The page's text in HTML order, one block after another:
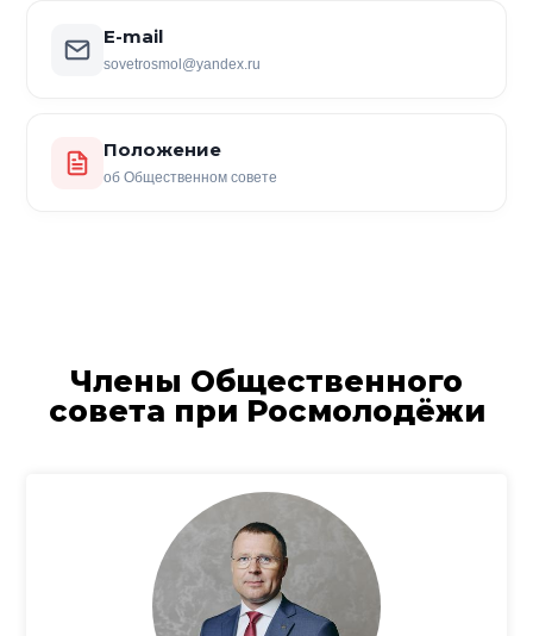
E-mail
sovetrosmol@yandex.ru
Положение
об Общественном совете
Члены Общественного
совета при Росмолодёжи